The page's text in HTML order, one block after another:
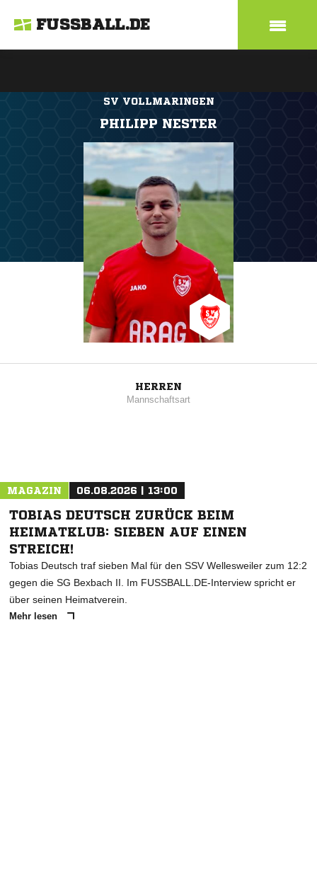
FUSSBALL.DE
SV VOLLMARINGEN
PHILIPP NESTER
HERREN
Mannschaftsart
MAGAZIN 06.08.2026 | 13:00
TOBIAS DEUTSCH ZURÜCK BEIM
HEIMATKLUB: SIEBEN AUF EINEN
STREICH!
Tobias Deutsch traf sieben Mal für den SSV Wellesweiler zum 12:2
gegen die SG Bexbach II. Im FUSSBALL.DE-Interview spricht er
über seinen Heimatverein.
Mehr lesen